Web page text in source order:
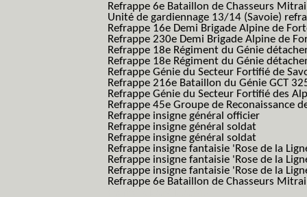
Refrappe 6e Bataillon de Chasseurs
Unité de gardiennage 13/14 (Savoie)
Refrappe 16e Demi Brigade Alpine de
Refrappe 230e Demi Brigade Alpine de
Refrappe 18e Régiment du Génie
Refrappe 18e Régiment du Génie
Refrappe Génie du Secteur Fortifié de
Refrappe 216e Bataillon du Génie GCT
Refrappe Génie du Secteur Fortifié des
Refrappe 45e Groupe de Reconaissance
Refrappe insigne général officier
Refrappe insigne général soldat
Refrappe insigne général soldat
Refrappe insigne fantaisie 'Rose de la
Refrappe insigne fantaisie 'Rose de la
Refrappe insigne fantaisie 'Rose de la
Refrappe 6e Bataillon de Chasseurs